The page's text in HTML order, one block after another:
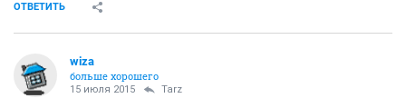
ОТВЕТИТЬ
wiza
больше хорошего
15 июля 2015 Tarz